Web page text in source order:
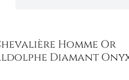
Homme Or
Diamant